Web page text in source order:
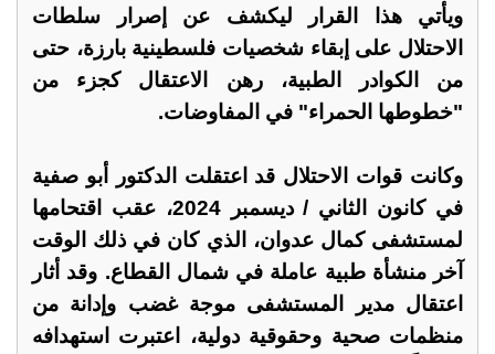
ويأتي هذا القرار ليكشف عن إصرار سلطات
الاحتلال على إبقاء شخصيات فلسطينية بارزة، حتى
من الكوادر الطبية، رهن الاعتقال كجزء من
"خطوطها الحمراء" في المفاوضات.
وكانت قوات الاحتلال قد اعتقلت الدكتور أبو صفية
في كانون الثاني / ديسمبر 2024، عقب اقتحامها
لمستشفى كمال عدوان، الذي كان في ذلك الوقت
آخر منشأة طبية عاملة في شمال القطاع. وقد أثار
اعتقال مدير المستشفى موجة غضب وإدانة من
منظمات صحية وحقوقية دولية، اعتبرت استهدافه